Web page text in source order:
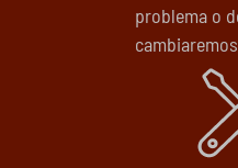
problema o